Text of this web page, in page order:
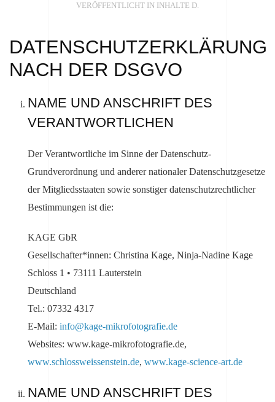
VERÖFFENTLICHT IN INHALTE D.
DATENSCHUTZERKLÄRUNG
NACH DER DSGVO
NAME UND ANSCHRIFT DES
VERANTWORTLICHEN
Der Verantwortliche im Sinne der Datenschutz-
Grundverordnung und anderer nationaler Datenschutzgesetze
der Mitgliedsstaaten sowie sonstiger datenschutzrechtlicher
Bestimmungen ist die:
KAGE GbR
Gesellschafter*innen: Christina Kage, Ninja-Nadine Kage
Schloss 1 • 73111 Lauterstein
Deutschland
Tel.: 07332 4317
E-Mail: info@kage-mikrofotografie.de
Websites: www.kage-mikrofotografie.de,
www.schlossweissenstein.de, www.kage-science-art.de
NAME UND ANSCHRIFT DES